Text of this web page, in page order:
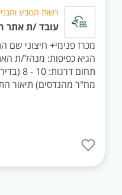
רשות הטבע
עובד /ת אתר
מכרז פנימי+ חיצוני
מח"ר מהנדסים) תיאור